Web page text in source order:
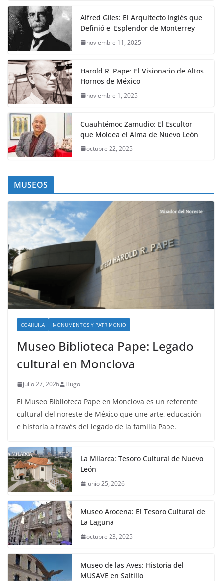
Alfred Giles: El Arquitecto Inglés que
Definió el Esplendor de Monterrey
noviembre 11, 2025
Harold R. Pape: El Visionario de Altos
Hornos de México
noviembre 1, 2025
Cuauhtémoc Zamudio: El Escultor
que Moldea el Alma de Nuevo León
octubre 22, 2025
MUSEOS
COAHUILA MONUMENTOS Y PATRIMONIO
Museo Biblioteca Pape: Legado
cultural en Monclova
julio 27, 2026 Hugo
El Museo Biblioteca Pape en Monclova es un referente
cultural del noreste de México que une arte, educación
e historia a través del legado de la familia Pape.
La Milarca: Tesoro Cultural de Nuevo
León
junio 25, 2026
Museo Arocena: El Tesoro Cultural de
La Laguna
octubre 23, 2025
Museo de las Aves: Historia del
MUSAVE en Saltillo